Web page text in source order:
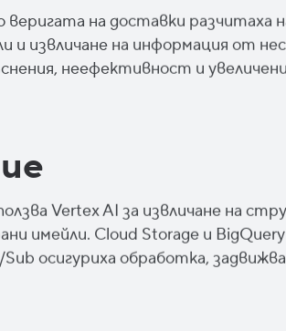
на доставки разчитаха
и извличане на информация от
неефективност и
Vertex AI за извличане на
имейли. Cloud Storage и
осигуриха обработка,